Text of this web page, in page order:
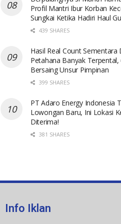
Profil Mantri Ibur Korban
Sungkai Ketika Hadiri Haul
439 SHARES
Hasil Real Count Sementara
Petahana Banyak Terpental,
Bersaing Unsur Pimpinan
399 SHARES
PT Adaro Energy Indonesia
Lowongan Baru, Ini Lokasi
Diterima!
381 SHARES
Info Iklan